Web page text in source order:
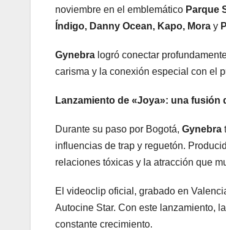
noviembre en el emblemático Parque
Índigo, Danny Ocean, Kapo, Mora y
Gynebra logró conectar
carisma y la conexión especial con el
Lanzamiento de «Joya»: una fusión
Durante su paso por Bogotá, Gynebra
influencias de trap y reguetón.
relaciones tóxicas y la atracción que
El videoclip oficial, grabado en
Autocine Star. Con este lanzamiento,
constante crecimiento.